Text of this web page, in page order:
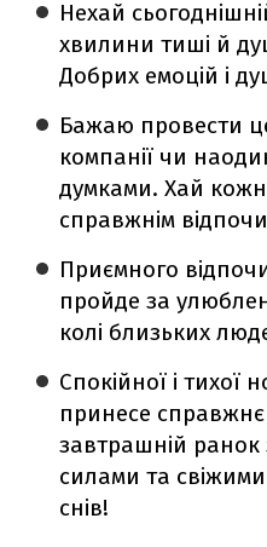
Нехай
хвилини тиші й
Добрих емоцій і
Бажаю провести
компанії чи
думками. Хай
справжнім
Приємного
пройде за
колі близьких
Спокійної і тихої
принесе
завтрашній ранок
силами та
снів!